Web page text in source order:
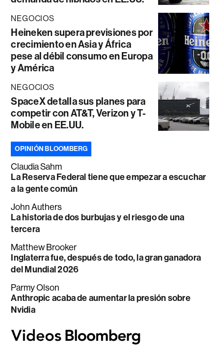
NEGOCIOS
Heineken supera previsiones por
crecimiento en Asia y África
pese al débil consumo en Europa
y América
NEGOCIOS
SpaceX detalla sus planes para
competir con AT&T, Verizon y T-
Mobile en EE.UU.
OPINIÓN BLOOMBERG
Claudia Sahm
La Reserva Federal tiene que empezar a escuchar
a la gente común
John Authers
La historia de dos burbujas y el riesgo de una
tercera
Matthew Brooker
Inglaterra fue, después de todo, la gran ganadora
del Mundial 2026
Parmy Olson
Anthropic acaba de aumentar la presión sobre
Nvidia